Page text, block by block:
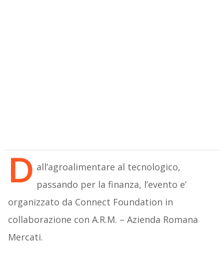
D all’agroalimentare al tecnologico,
passando per la finanza, l’evento e’
organizzato da Connect Foundation in
collaborazione con A.R.M. – Azienda Romana
Mercati.